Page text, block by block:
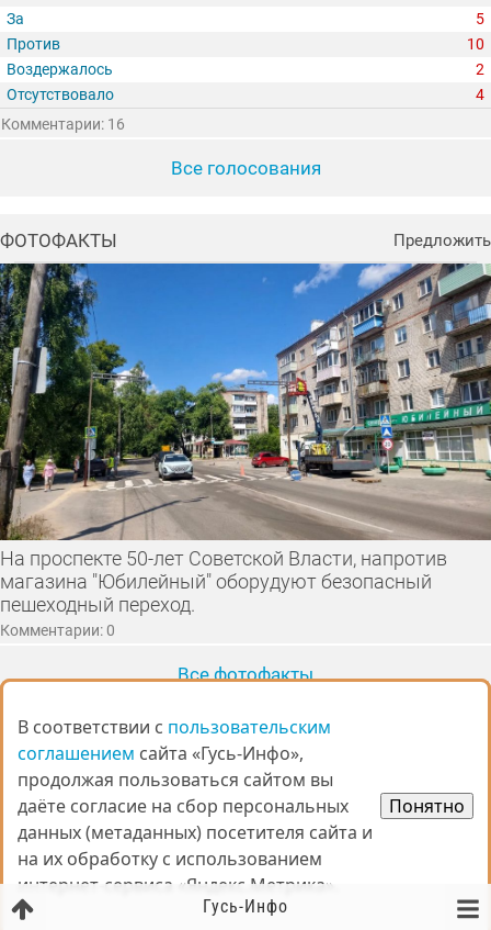
За
5
Против
10
Воздержалось
2
Отсутствовало
4
Комментарии: 16
Все голосования
ФОТОФАКТЫ Предложить
На проспекте 50-лет Советской Власти, напротив
магазина "Юбилейный" оборудуют безопасный
пешеходный переход.
Комментарии: 0
Все фотофакты
ИЗМЕНЕНИЯ
Гусь-Инфо
В соответствии с пользовательским
соглашением сайта «Гусь-Инфо»,
продолжая пользоваться сайтом вы
даёте согласие на сбор персональных
данных (метаданных) посетителя сайта и
на их обработку с использованием
интернет-сервиса «Яндекс.Метрика».
Понятно
В соответствии с пользовательским
соглашением сайта «Гусь-Инфо»,
продолжая пользоваться сайтом вы
даёте согласие на сбор персональных
данных (метаданных) посетителя сайта и
на их обработку с использованием
интернет-сервиса «Яндекс.Метрика».
Понятно